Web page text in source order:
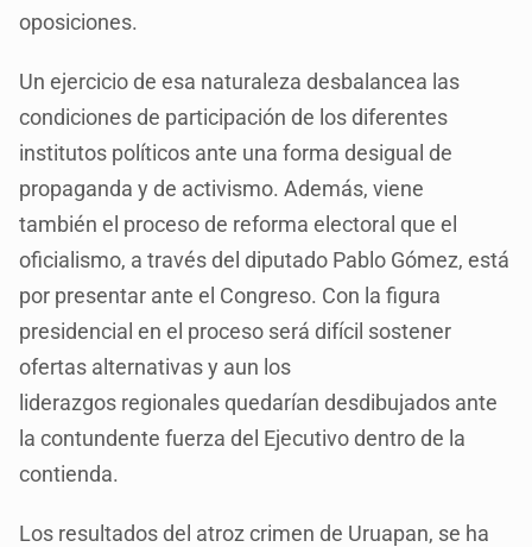
oposiciones.
Un ejercicio de esa naturaleza desbalancea las
condiciones de participación de los diferentes
institutos políticos ante una forma desigual de
propaganda y de activismo. Además, viene
también el proceso de reforma electoral que el
oficialismo, a través del diputado Pablo Gómez, está
por presentar ante el Congreso. Con la figura
presidencial en el proceso será difícil sostener
ofertas alternativas y aun los
liderazgos regionales quedarían desdibujados ante
la contundente fuerza del Ejecutivo dentro de la
contienda.
Los resultados del atroz crimen de Uruapan, se ha